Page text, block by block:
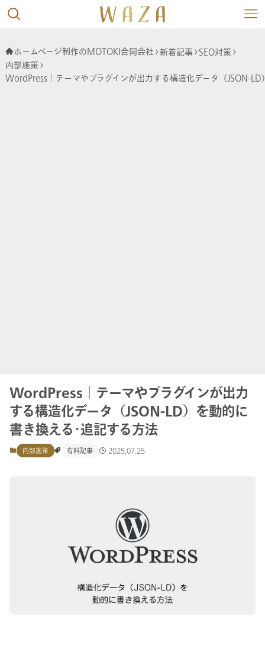
ホームページ制作のMOTOKI合同会社 新着記事
SEO対策
内部施策
WordPress│テーマやプラグインが出力する構造化データ（JSON-
WordPress│テーマやプラグインが出力
する構造化データ（JSON-LD）を動的に
書き換える･追記する方法
内部施策 有料記事 2025.07.25